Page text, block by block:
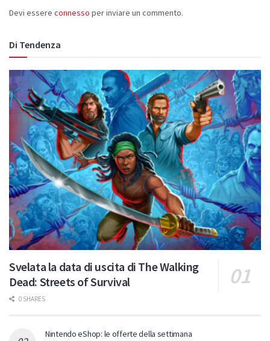
Devi essere connesso per inviare un commento.
Di Tendenza
Svelata la data di uscita di The Walking
Dead: Streets of Survival
0 SHARES
Nintendo eShop: le offerte della settimana